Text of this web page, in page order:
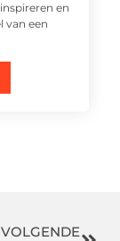
en
van een
VOLGENDE